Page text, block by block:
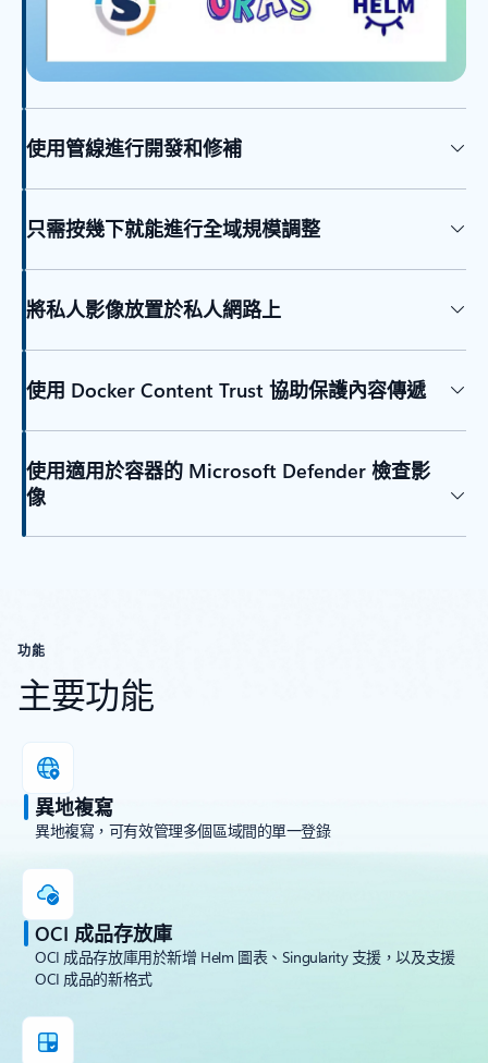
使用管線進行開發和修補
只需按幾下就能進行全域規模調整
將私人影像放置於私人網路上
使用 Docker Content Trust 協助保護內容傳遞
使用適用於容器的 Microsoft Defender 檢查影
像
功能
主要功能
異地複寫
異地複寫，可有效管理多個區域間的單一登錄
OCI 成品存放庫
OCI 成品存放庫用於新增 Helm 圖表、Singularity 支援，以及支援
OCI 成品的新格式